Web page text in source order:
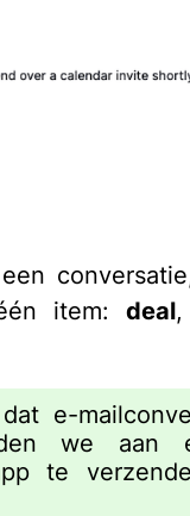
item:deal,
e-
we aan
te